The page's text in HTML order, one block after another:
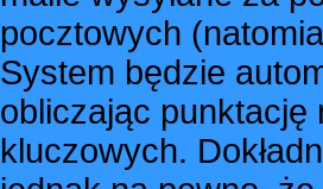
pocztowych
System będzie
obliczając punktację
kluczowych.